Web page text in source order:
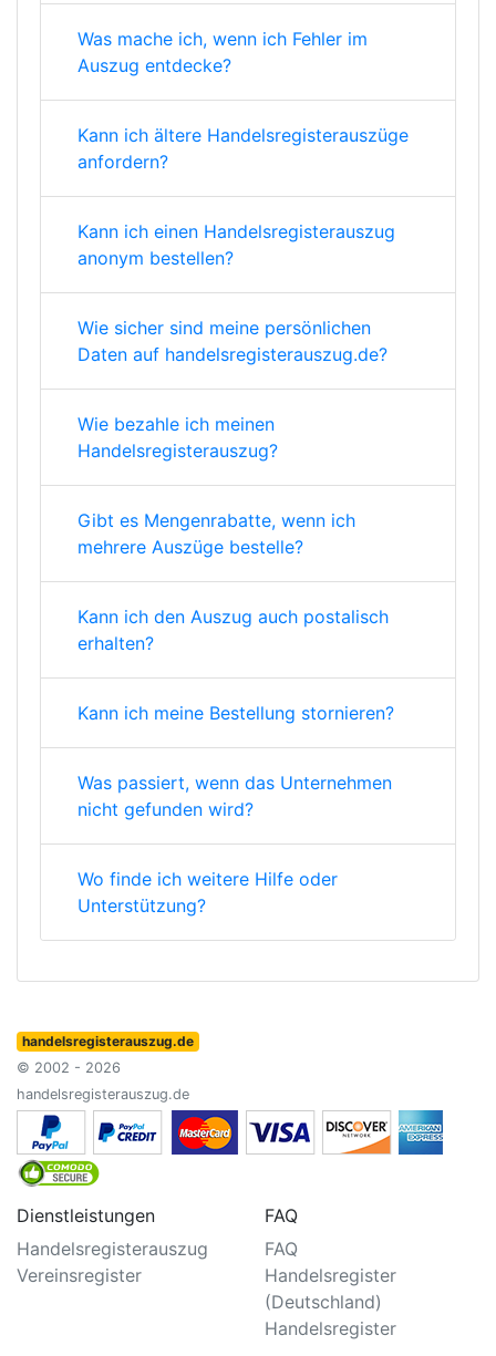
Was mache ich, wenn ich Fehler im
Auszug entdecke?
Kann ich ältere Handelsregisterauszüge
anfordern?
Kann ich einen Handelsregisterauszug
anonym bestellen?
Wie sicher sind meine persönlichen
Daten auf handelsregisterauszug.de?
Wie bezahle ich meinen
Handelsregisterauszug?
Gibt es Mengenrabatte, wenn ich
mehrere Auszüge bestelle?
Kann ich den Auszug auch postalisch
erhalten?
Kann ich meine Bestellung stornieren?
Was passiert, wenn das Unternehmen
nicht gefunden wird?
Wo finde ich weitere Hilfe oder
Unterstützung?
handelsregisterauszug.de
© 2002 - 2026
handelsregisterauszug.de
Dienstleistungen
Handelsregisterauszug
Vereinsregister
FAQ
FAQ
Handelsregister
(Deutschland)
Handelsregister